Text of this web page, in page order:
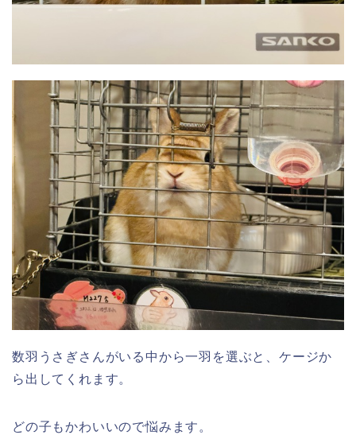
数羽うさぎさんがいる中から一羽を選ぶと、ケージか
ら出してくれます。
どの子もかわいいので悩みます。